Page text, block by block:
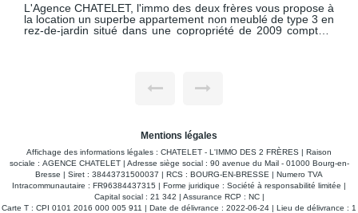
L'Agence CHATELET, l'immo des deux frères vous propose à
la location un superbe appartement non meublé de type 3 en
rez-de-jardin situé dans une copropriété de 2009 comptant
profiter des beaux jours, une cuisine équipée et aménagée
fermé de 33.06 m2 en sous-sol. Le chauffage est individuel
électrique avec production d'eau chaude par cumulus. L'eau
froide est comprise dans les charges. L'emplacement de ce
logement est idéal en vous donnant accès à toutes les
commodités (station service, épicerie, pharmacie, etc.). Libre
au 24/10/2026
Mentions légales
Affichage des informations légales : CHATELET - L'IMMO DES 2 FRÈRES | Raison
sociale : AGENCE CHATELET | Adresse siège social : 90 avenue du Mail - 01000 Bourg-en-
Bresse | Siret : 38443731500037 | RCS : BOURG-EN-BRESSE | Numero TVA
Intracommunautaire : FR96384437315 | Forme juridique : Société à responsabilité limitée |
Capital social : 21 342 | Assurance RCP : NC |
Carte T : CPI 0101 2016 000 005 911 | Date de délivrance : 2022-06-24 | Lieu de délivrance : 1